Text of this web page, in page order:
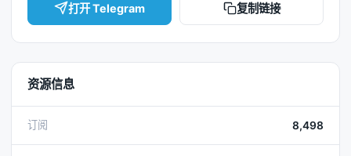
打开 Telegram 复制链接
资源信息
订阅 8,498